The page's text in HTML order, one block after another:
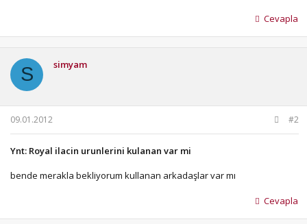
Cevapla
S simyam
09.01.2012 #2
Ynt: Royal ilacin urunlerini kulanan var mi
bende merakla bekliyorum kullanan arkadaşlar var mı
Cevapla